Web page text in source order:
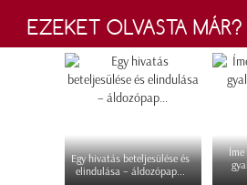
EZEKET OLVASTA MÁR?
Egy hivatás beteljesülése és
elindulása – áldozópap...